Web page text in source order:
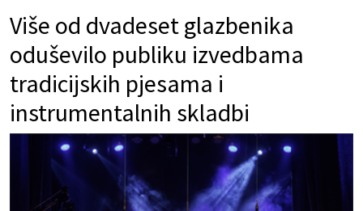
Više od dvadeset glazbenika
oduševilo publiku izvedbama
tradicijskih pjesama i
instrumentalnih skladbi